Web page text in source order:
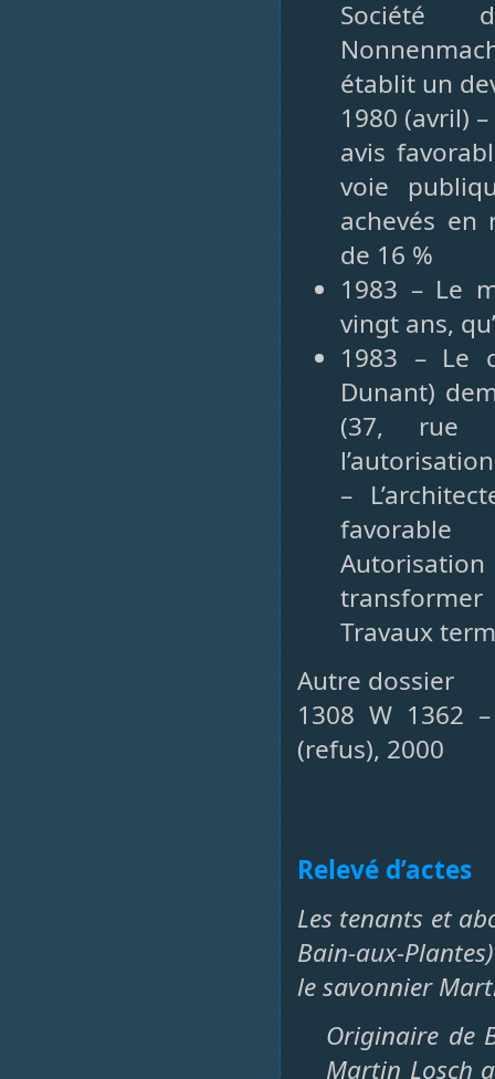
Société
établit un
1980 (avril)
avis
voie
achevés en
de 16 %
1983 – Le
vingt ans,
1983 – Le
Dunant)
(37, rue
–
favorable
transformer
Travaux
Autre dossier
1308 W 1362
(refus), 2000
Relevé d’actes
Les tenants et
Bain-aux-
le savonnier
Originaire de
Martin Losch